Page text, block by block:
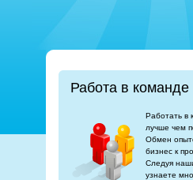
Работа в команде
Работать в
лучше чем
Обмен
бизнес к
Следуя
узнаете